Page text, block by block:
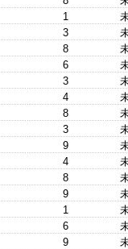
1
3
8
6
3
4
8
3
9
4
8
9
1
6
9